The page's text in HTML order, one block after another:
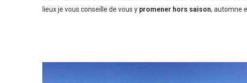
lieux je vous conseille de vous y promener hors saison, automne